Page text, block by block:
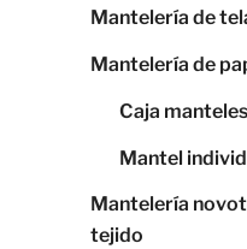
Mantelería de
Mantelería de
Caja
Mantel
Mantelería
tejido